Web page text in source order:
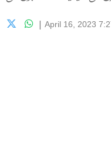
April 16, 2023
|